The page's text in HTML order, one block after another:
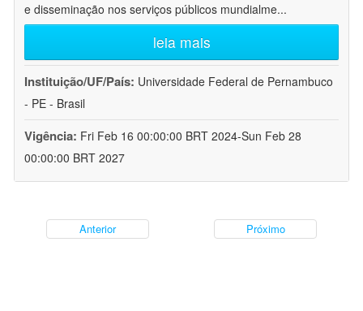
e disseminação nos serviços públicos mundialme...
leia mais
Instituição/UF/País: Universidade Federal de Pernambuco
- PE - Brasil
Vigência: Fri Feb 16 00:00:00 BRT 2024-Sun Feb 28
00:00:00 BRT 2027
Anterior Próximo